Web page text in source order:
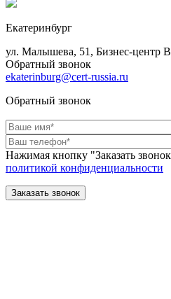
Екатеринбург
ул. Малышева, 51, Бизнес-центр
Обратный звонок
ekaterinburg@cert-russia.ru
Обратный звонок
Нажимая кнопку "Заказать
политикой конфиденциальности